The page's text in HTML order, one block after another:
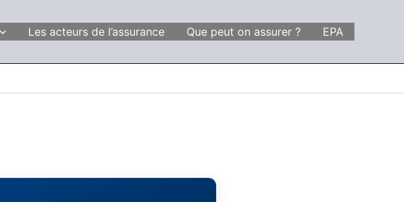
Les acteurs de l’assurance Que peut on assurer ? EPA